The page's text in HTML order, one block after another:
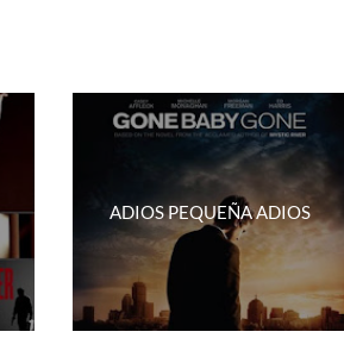
ADIOS PEQUEÑA ADIOS